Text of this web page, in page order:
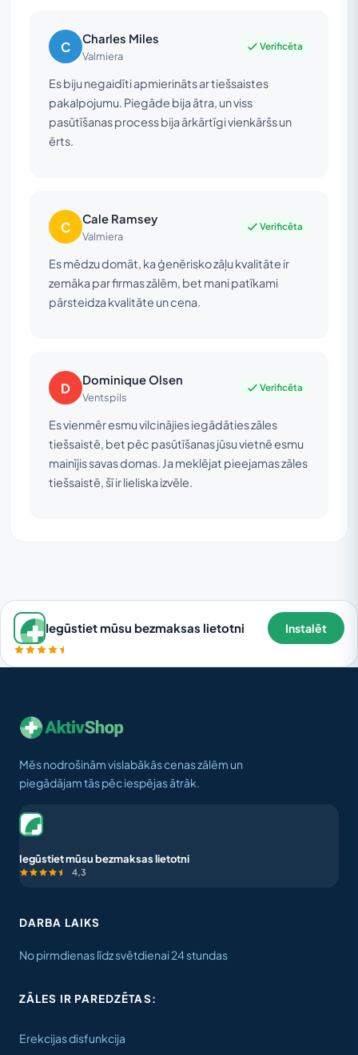
C Charles Miles
Valmiera
Verificēta
Es biju negaidīti apmierināts ar tiešsaistes
pakalpojumu. Piegāde bija ātra, un viss
pasūtīšanas process bija ārkārtīgi vienkāršs un
ērts.
C Cale Ramsey
Valmiera
Verificēta
Es mēdzu domāt, ka ģenērisko zāļu kvalitāte ir
zemāka par firmas zālēm, bet mani patīkami
pārsteidza kvalitāte un cena.
D Dominique Olsen
Ventspils
Verificēta
Es vienmēr esmu vilcinājies iegādāties zāles
tiešsaistē, bet pēc pasūtīšanas jūsu vietnē esmu
mainījis savas domas. Ja meklējat pieejamas zāles
tiešsaistē, šī ir lieliska izvēle.
Iegūstiet mūsu bezmaksas lietotni Instalēt
Mēs nodrošinām vislabākās cenas zālēm un
piegādājam tās pēc iespējas ātrāk.
Iegūstiet mūsu bezmaksas lietotni
4,3
DARBA LAIKS
No pirmdienas līdz svētdienai 24 stundas
ZĀLES IR PAREDZĒTAS:
Erekcijas disfunkcija